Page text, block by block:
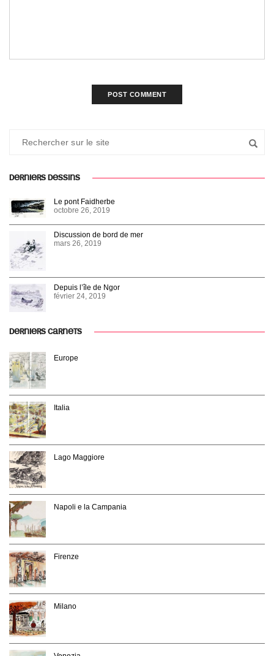
DERNIERS DESSINS
Le pont Faidherbe
octobre 26, 2019
Discussion de bord de mer
mars 26, 2019
Depuis l’île de Ngor
février 24, 2019
DERNIERS CARNETS
Europe
Italia
Lago Maggiore
Napoli e la Campania
Firenze
Milano